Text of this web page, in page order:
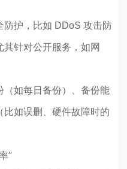
防护，比如 DDoS 攻击防
针对公开服务，如网
（如每日备份）、备份能
如误删、硬件故障时的
”